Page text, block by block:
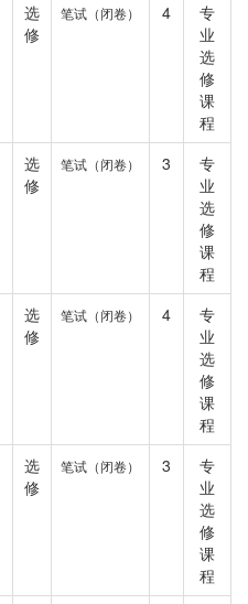
选
修
笔试（闭卷） 4
专
业
选
修
课
程
选
修
笔试（闭卷） 3
专
业
选
修
课
程
选
修
笔试（闭卷） 4
专
业
选
修
课
程
选
修
笔试（闭卷） 3
专
业
选
修
课
程